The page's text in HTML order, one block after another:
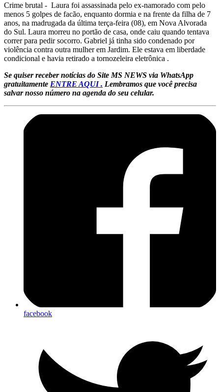
Crime brutal - Laura foi assassinada pelo ex-namorado com pelo
menos 5 golpes de facão, enquanto dormia e na frente da filha de 7
anos, na madrugada da última terça-feira (08), em Nova Alvorada
do Sul. Laura morreu no portão de casa, onde caiu quando tentava
correr para pedir socorro. Gabriel já tinha sido condenado por
violência contra outra mulher em Jardim. Ele estava em liberdade
condicional e havia retirado a tornozeleira eletrônica .
Se quiser receber notícias do Site MS NEWS via WhatsApp
gratuitamente ENTRE AQUI . Lembramos que você precisa
salvar nosso número na agenda do seu celular.
facebook